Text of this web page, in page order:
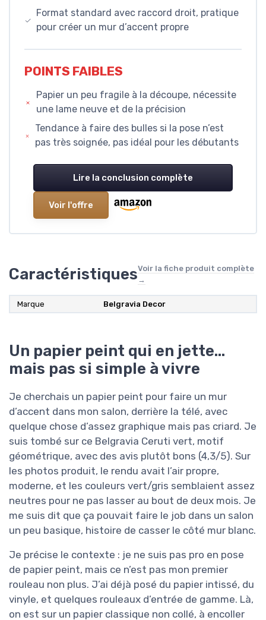
Format standard avec raccord droit, pratique
pour créer un mur d’accent propre
POINTS FAIBLES
Papier un peu fragile à la découpe, nécessite
une lame neuve et de la précision
Tendance à faire des bulles si la pose n’est
pas très soignée, pas idéal pour les débutants
Lire la conclusion complète
Voir l'offre
CaractéristiquesVoir la fiche produit complète
→
Marque Belgravia Decor
Un papier peint qui en jette…
mais pas si simple à vivre
Je cherchais un papier peint pour faire un mur
d’accent dans mon salon, derrière la télé, avec
quelque chose d’assez graphique mais pas criard. Je
suis tombé sur ce Belgravia Ceruti vert, motif
géométrique, avec des avis plutôt bons (4,3/5). Sur
les photos produit, le rendu avait l’air propre,
moderne, et les couleurs vert/gris semblaient assez
neutres pour ne pas lasser au bout de deux mois. Je
me suis dit que ça pouvait faire le job dans un salon
un peu basique, histoire de casser le côté mur blanc.
Je précise le contexte : je ne suis pas pro en pose
de papier peint, mais ce n’est pas mon premier
rouleau non plus. J’ai déjà posé du papier intissé, du
vinyle, et quelques rouleaux d’entrée de gamme. Là,
on est sur un papier classique non collé, à encoller